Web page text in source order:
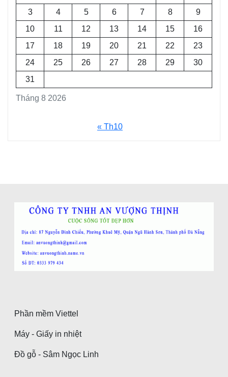
Tháng 8 2026
3
4 5 6 7 8
9
10
11 12 13 14 15
16
17
18 19 20 21 22
23
24
25 26 27 28 29
30
31
« Th10
Phần mềm Viettel
Máy - Giấy in nhiệt
Đồ gỗ - Sâm Ngọc Linh